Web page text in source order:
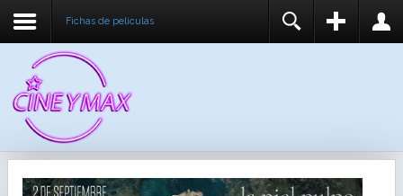
Fichas de peliculas
RECUÉRDEME
REGISTER